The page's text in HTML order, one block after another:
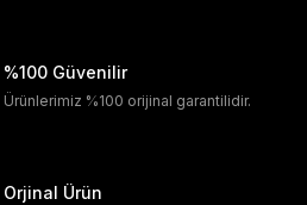
%100 Güvenilir
Ürünlerimiz %100 orijinal garantilidir.
Orjinal Ürün